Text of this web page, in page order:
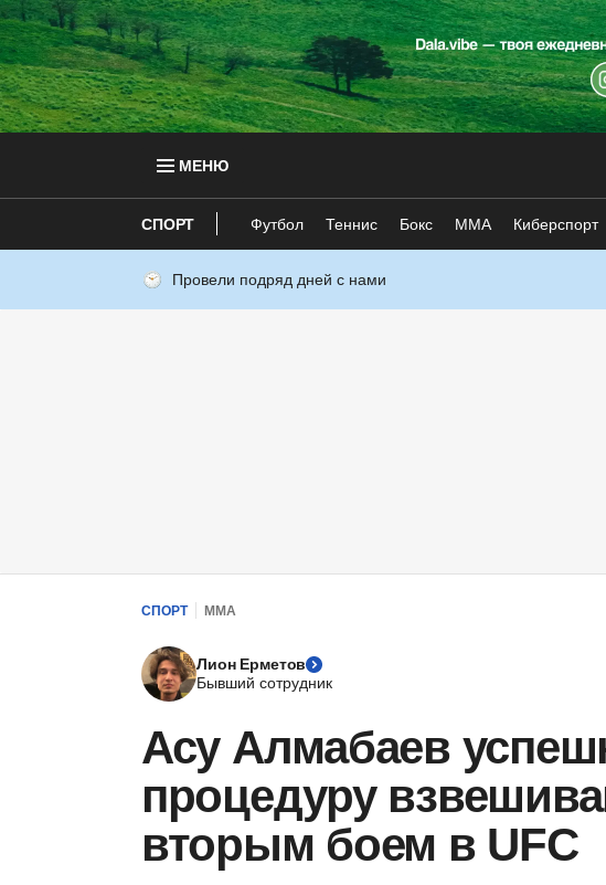
МЕНЮ
СПОРТ Футбол Теннис Бокс ММА Киберспорт
Провели подряд дней с нами
СПОРТ ММА
Лион Ерметов
Бывший сотрудник
Асу Алмабаев
процедуру
вторым боем в UFC